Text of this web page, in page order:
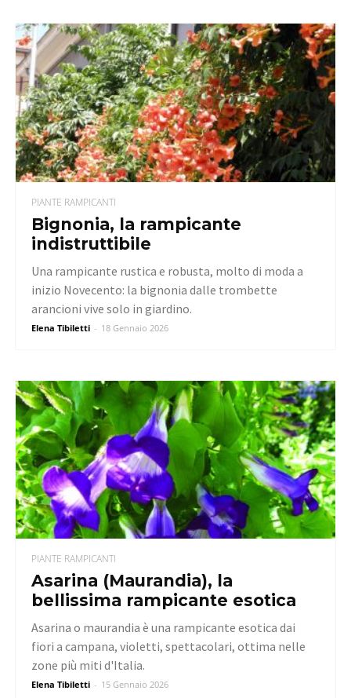
PIANTE RAMPICANTI
Bignonia, la rampicante
indistruttibile
Elena Tibiletti - 18 Gennaio 2026
Una rampicante rustica e robusta, molto di moda a
inizio Novecento: la bignonia dalle trombette
arancioni vive solo in giardino.
PIANTE RAMPICANTI
Asarina (Maurandia), la
bellissima rampicante esotica
Elena Tibiletti - 15 Gennaio 2026
Asarina o maurandia è una rampicante esotica dai
fiori a campana, violetti, spettacolari, ottima nelle
zone più miti d'Italia.